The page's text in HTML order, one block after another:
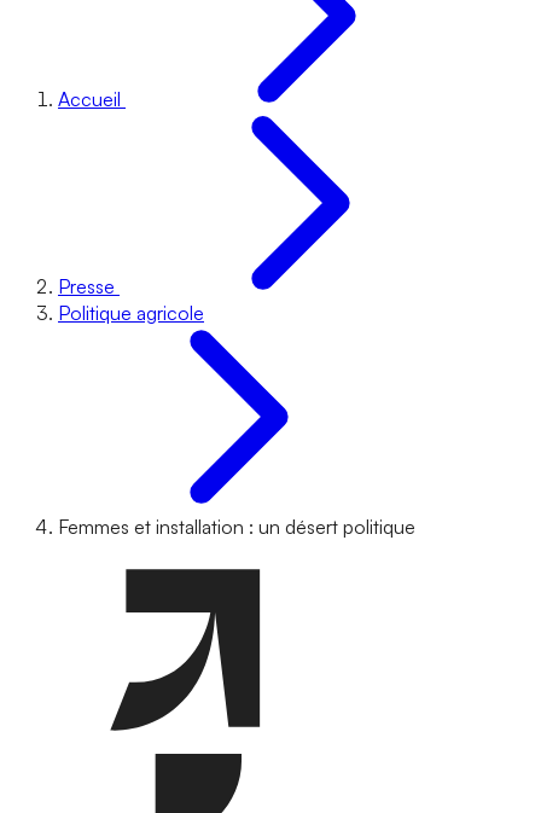
Accueil
Presse
Politique agricole
Femmes et installation : un désert politique